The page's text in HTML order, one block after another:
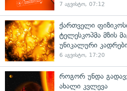
7 აგვისტო, 07:12
ქართველი
ტელესკოპმა მზის
უნიკალური
6 აგვისტო, 17:20
როგორ უნდა
ახალი კვლევა